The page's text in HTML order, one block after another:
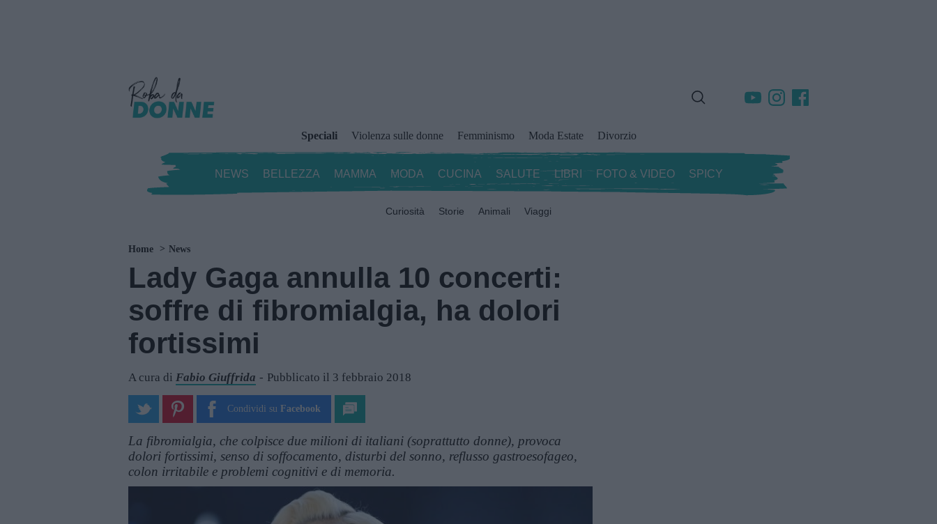
Speciali Violenza sulle donne Femminismo Moda Estate Divorzio
NEWS BELLEZZA MAMMA MODA CUCINA SALUTE LIBRI FOTO & VIDEO SPICY
Curiosità Storie Animali Viaggi
Home News
Lady Gaga annulla 10 concerti:
soffre di fibromialgia, ha dolori
fortissimi
A cura di Fabio Giuffrida Pubblicato il 3 febbraio 2018
Condividi su Facebook
La fibromialgia, che colpisce due milioni di italiani (soprattutto donne), provoca
dolori fortissimi, senso di soffocamento, disturbi del sonno, reflusso gastroesofageo,
colon irritabile e problemi cognitivi e di memoria.